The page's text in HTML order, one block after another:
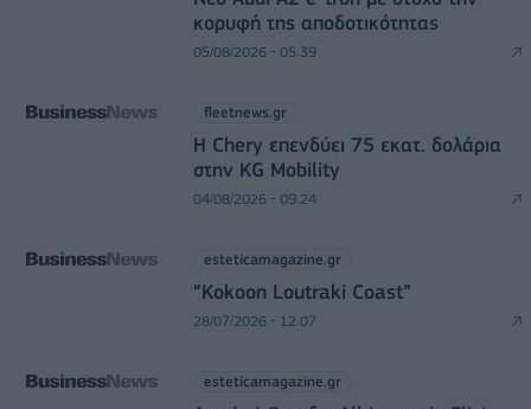
κορυφή της αποδοτικότητας
05/08/2026 - 05:39
fleetnews.gr
Η Chery επενδύει 75 εκατ. δολάρια
στην KG Mobility
04/08/2026 - 09:24
esteticamagazine.gr
“Kokoon Loutraki Coast”
28/07/2026 - 12:07
esteticamagazine.gr